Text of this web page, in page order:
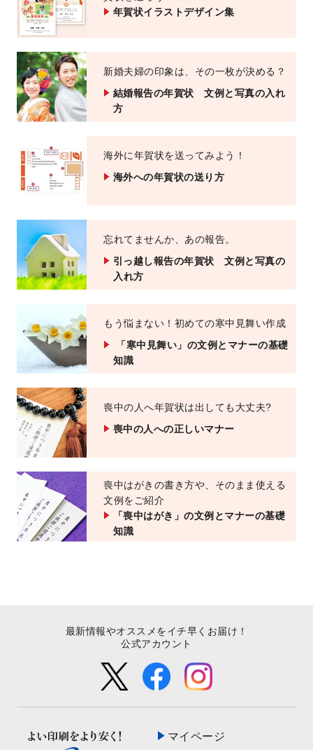
年賀状イラストデザイン集
新婚夫婦の印象は、その一枚が決める？
結婚報告の年賀状 文例と写真の入れ
方
海外に年賀状を送ってみよう！
海外への年賀状の送り方
忘れてませんか、あの報告。
引っ越し報告の年賀状 文例と写真の
入れ方
もう悩まない！初めての寒中見舞い作成
「寒中見舞い」の文例とマナーの基礎
知識
喪中の人へ年賀状は出しても大丈夫?
喪中の人への正しいマナー
喪中はがきの書き方や、そのまま使える
文例をご紹介
「喪中はがき」の文例とマナーの基礎
知識
マイページ
最新情報やオススメをイチ早くお届け！
公式アカウント